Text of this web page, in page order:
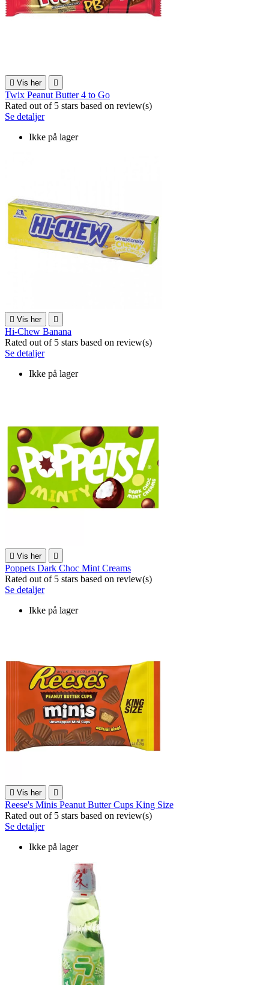
 Vis her 
Twix Peanut Butter 4 to Go
Rated out of 5 stars based on review(s)
Se detaljer
Ikke på lager
 Vis her 
Hi-Chew Banana
Rated out of 5 stars based on review(s)
Se detaljer
Ikke på lager
 Vis her 
Poppets Dark Choc Mint Creams
Rated out of 5 stars based on review(s)
Se detaljer
Ikke på lager
 Vis her 
Reese's Minis Peanut Butter Cups King Size
Rated out of 5 stars based on review(s)
Se detaljer
Ikke på lager